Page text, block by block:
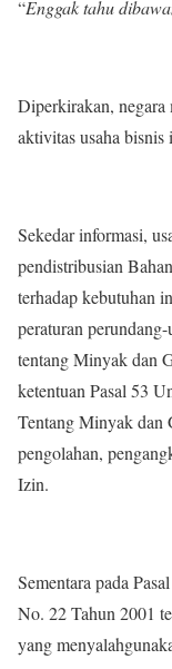
“Enggak tahu
Diperkirakan, negara
aktivitas usaha
Sekedar informasi,
pendistribusian
terhadap kebutuhan
peraturan
tentang Minyak dan
ketentuan Pasal 53
Tentang Minyak dan
pengolahan,
Izin.
Sementara pada
No. 22 Tahun 2001
yang